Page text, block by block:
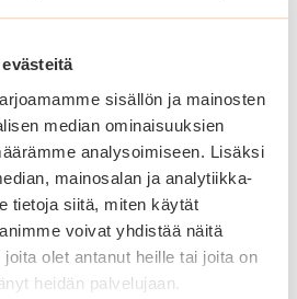
sisällön ja mainosten
median ominaisuuksien
analysoimiseen. Lisäksi
mainosalan ja analytiikka-
tietoja siitä, miten käytät
voivat yhdistää näitä
olet antanut heille tai joita on
heidän palvelujaan.
ovat valoisia,
sisustaa makusi
tutuilla huonekaluillasi
on turvapuhelin,
sekä esteetön
sisustetuista